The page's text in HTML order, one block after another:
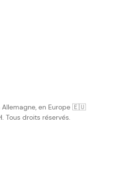
en Europe 🇪🇺
. Tous droits réservés.